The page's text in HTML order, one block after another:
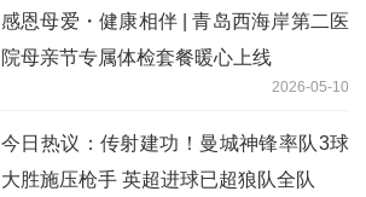
感恩母爱・健康相伴 | 青岛西海岸第二医
院母亲节专属体检套餐暖心上线
2026-05-10
今日热议：传射建功！曼城神锋率队3球
大胜施压枪手 英超进球已超狼队全队